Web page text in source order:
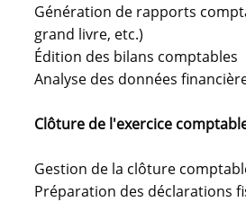
Génération de rapports
grand livre, etc.)
Édition des bilans comptables
Analyse des données
Clôture de l'exercice
Gestion de la clôture
Préparation des déclarations